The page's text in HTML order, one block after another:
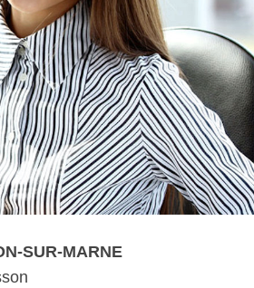
SUR-MARNE